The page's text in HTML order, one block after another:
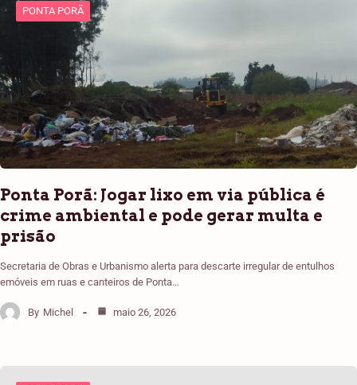
PONTA PORÃ
Ponta Porã: Jogar lixo em via pública é
crime ambiental e pode gerar multa e
prisão
Secretaria de Obras e Urbanismo alerta para descarte irregular de entulhos
emóveis em ruas e canteiros de Ponta…
By Michel maio 26, 2026